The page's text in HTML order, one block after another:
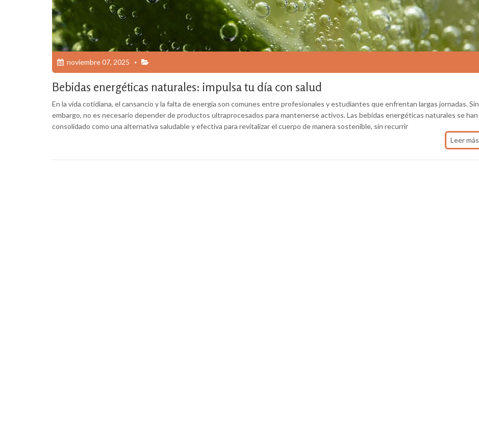
noviembre 07, 2025
Bebidas energéticas naturales: impulsa tu día con salud
En la vida cotidiana, el cansancio y la falta de energía son comunes entre profesionales y estudiantes que enfrentan largas jornadas. Sin
embargo, no es necesario depender de productos ultraprocesados para mantenerse activos. Las bebidas energéticas naturales se han
consolidado como una alternativa saludable y efectiva para revitalizar el cuerpo de manera sostenible, sin recurrir
Leer más